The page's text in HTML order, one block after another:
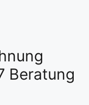
Beratung